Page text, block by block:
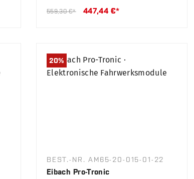
559,30 €* 447,44 €*
20%
BEST.-NR. AM65-20-015-01-22
Eibach Pro-Tronic